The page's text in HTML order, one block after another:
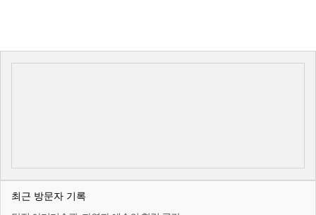
최근 방문자 기록